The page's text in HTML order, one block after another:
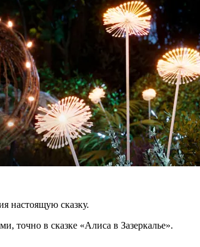
настоящую сказку.
точно в сказке «Алиса в Зазеркалье».